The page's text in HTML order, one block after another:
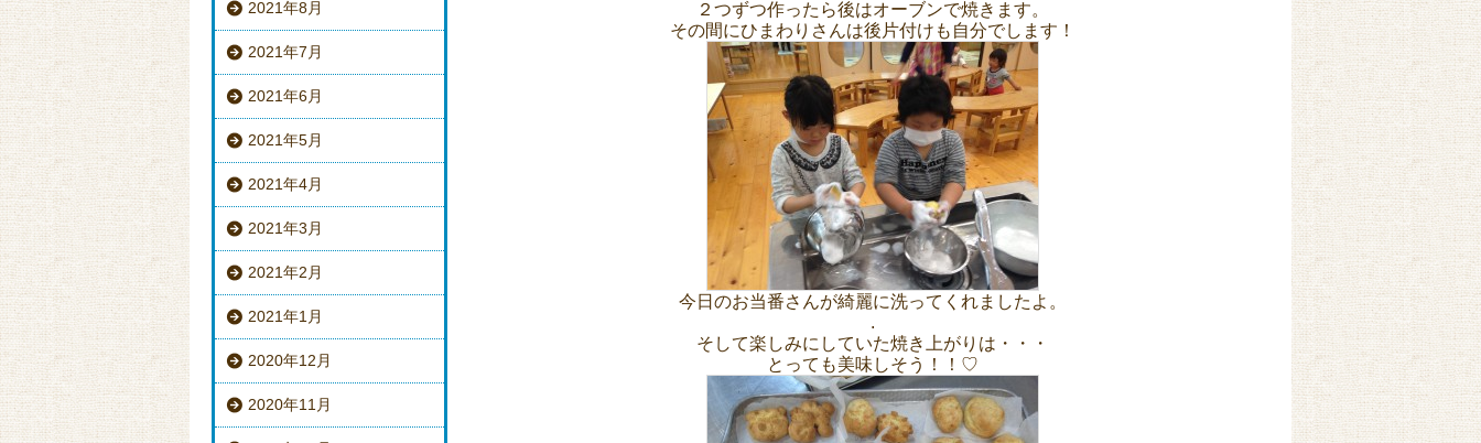
2021年8月
2021年7月
2021年6月
2021年5月
2021年4月
2021年3月
2021年2月
2021年1月
2020年12月
2020年11月
２つずつ作ったら後はオーブンで焼きます。
その間にひまわりさんは後片付けも自分でします！
今日のお当番さんが綺麗に洗ってくれましたよ。
.
そして楽しみにしていた焼き上がりは・・・
とっても美味しそう！！♡